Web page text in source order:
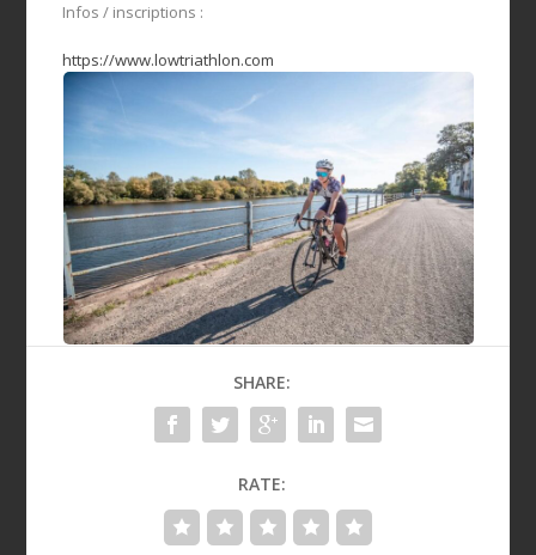
Infos / inscriptions :
https://www.lowtriathlon.com
SHARE:
RATE: